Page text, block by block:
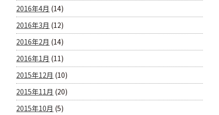
2016年4月 (14)
2016年3月 (12)
2016年2月 (14)
2016年1月 (11)
2015年12月 (10)
2015年11月 (20)
2015年10月 (5)